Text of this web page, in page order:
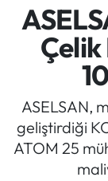
ASELSAN,
geliştirdiği
ATOM 25
Türkiye
Kültür/
Politika
Politik
Dünya
Trabzon
Süper Lig
Tüm
Son
Haber